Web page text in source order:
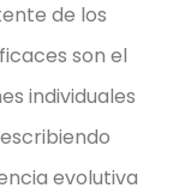
de los
son el
individuales
evolutiva